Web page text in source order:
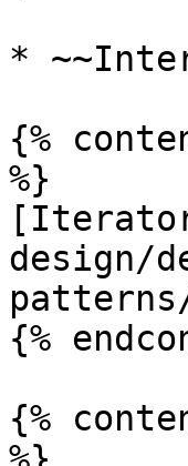
*
{%
%}
design/
{%
{%